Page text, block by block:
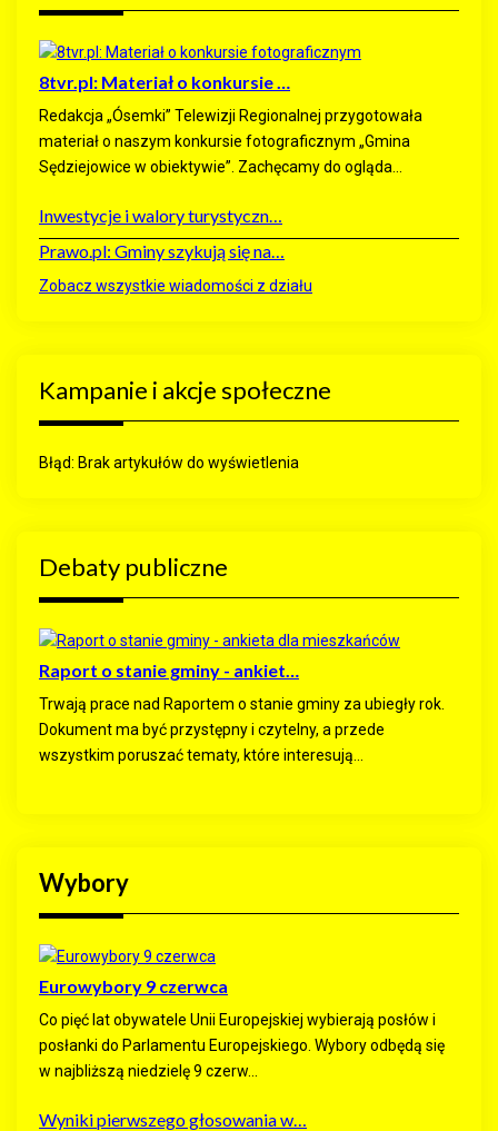
8tvr.pl: Materiał o konkursie …
Redakcja „Ósemki” Telewizji Regionalnej przygotowała
materiał o naszym konkursie fotograficznym „Gmina
Sędziejowice w obiektywie”. Zachęcamy do ogląda...
Inwestycje i walory turystyczn…
Prawo.pl: Gminy szykują się na…
Zobacz wszystkie wiadomości z działu
Kampanie i akcje społeczne
Błąd: Brak artykułów do wyświetlenia
Debaty publiczne
Raport o stanie gminy - ankiet…
Trwają prace nad Raportem o stanie gminy za ubiegły rok.
Dokument ma być przystępny i czytelny, a przede
wszystkim poruszać tematy, które interesują...
Wybory
Eurowybory 9 czerwca
Co pięć lat obywatele Unii Europejskiej wybierają posłów i
posłanki do Parlamentu Europejskiego. Wybory odbędą się
w najbliższą niedzielę 9 czerw...
Wyniki pierwszego głosowania w…